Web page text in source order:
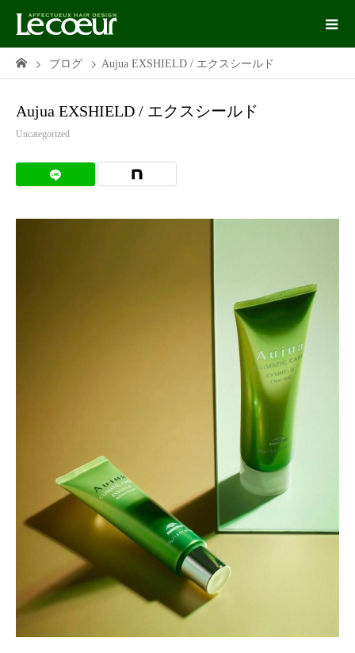
ブログ Aujua EXSHIELD / エクスシールド
Aujua EXSHIELD / エクスシールド
Uncategorized